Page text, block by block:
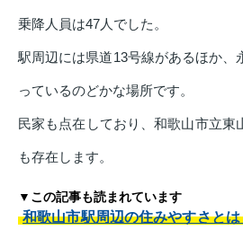
乗降人員は47人でした。
駅周辺には県道13号線があるほか、
っているのどかな場所です。
民家も点在しており、和歌山市立東
も存在します。
▼この記事も読まれています
和歌山市駅周辺の住みやすさと